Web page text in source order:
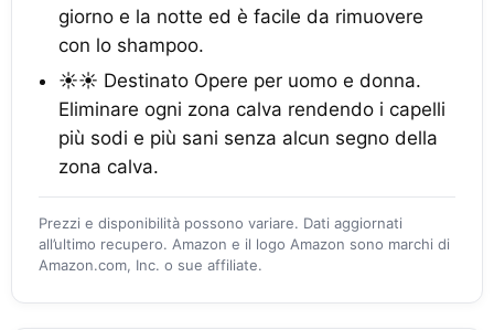
giorno e la notte ed è facile da rimuovere
con lo shampoo.
☀☀ Destinato Opere per uomo e donna.
Eliminare ogni zona calva rendendo i capelli
più sodi e più sani senza alcun segno della
zona calva.
Prezzi e disponibilità possono variare. Dati aggiornati
all’ultimo recupero. Amazon e il logo Amazon sono marchi di
Amazon.com, Inc. o sue affiliate.